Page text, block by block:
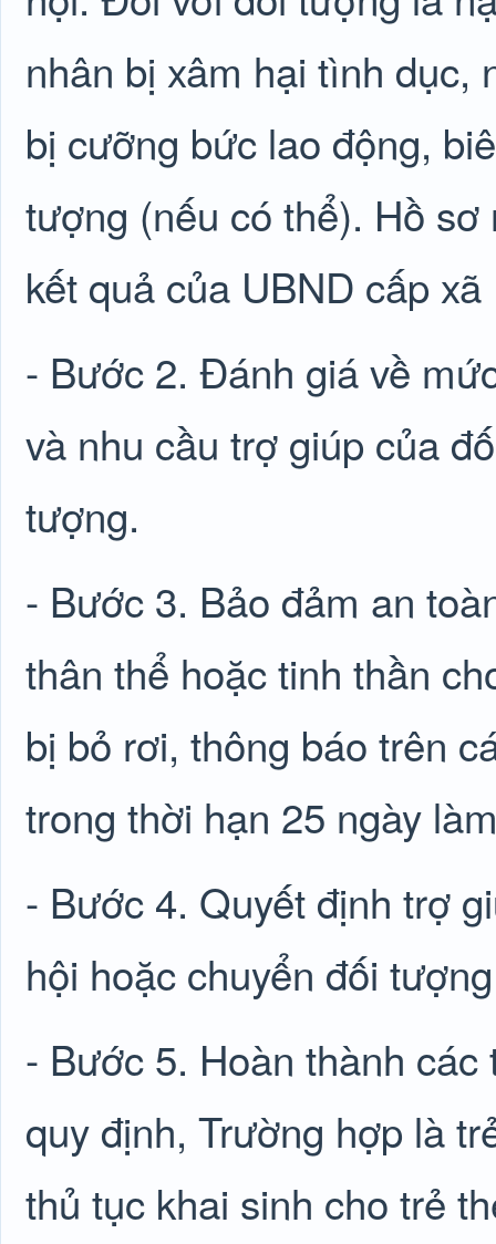
nhân bị xâm hại tình dục,
bị cưỡng bức lao động,
tượng (nếu có thể). Hồ
kết quả của UBND cấp xã
- Bước 2. Đánh giá về
và nhu cầu trợ giúp của
tượng.
- Bước 3. Bảo đảm an
thân thể hoặc tinh thần
bị bỏ rơi, thông báo trên
trong thời hạn 25 ngày
- Bước 4. Quyết định trợ
hội hoặc chuyển đối
- Bước 5. Hoàn thành
quy định, Trường hợp là
thủ tục khai sinh cho trẻ